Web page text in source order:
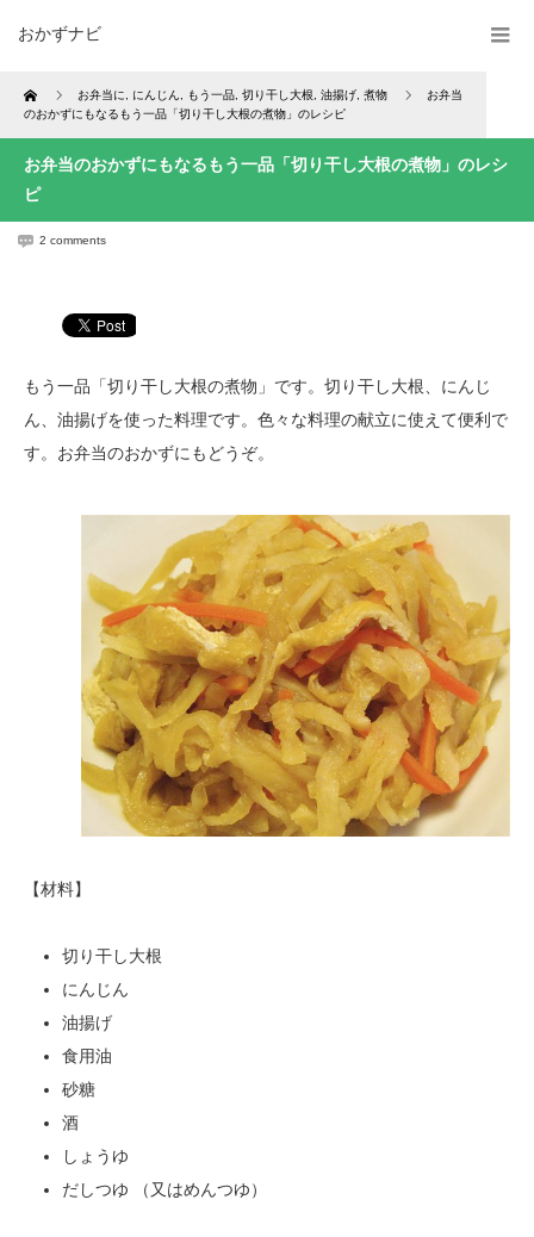
おかずナビ
Home お弁当に にんじん もう一品 切り干し大根 油揚げ 煮物
お弁当
のおかずにもなるもう一品「切り干し大根の煮物」のレシピ
お弁当のおかずにもなるもう一品「切り干し大根の煮物」のレシ
ピ
2 comments
もう一品「切り干し大根の煮物」です。切り干し大根、にんじ
ん、油揚げを使った料理です。色々な料理の献立に使えて便利で
す。お弁当のおかずにもどうぞ。
【材料】
切り干し大根
にんじん
油揚げ
食用油
砂糖
酒
しょうゆ
だしつゆ （又はめんつゆ）